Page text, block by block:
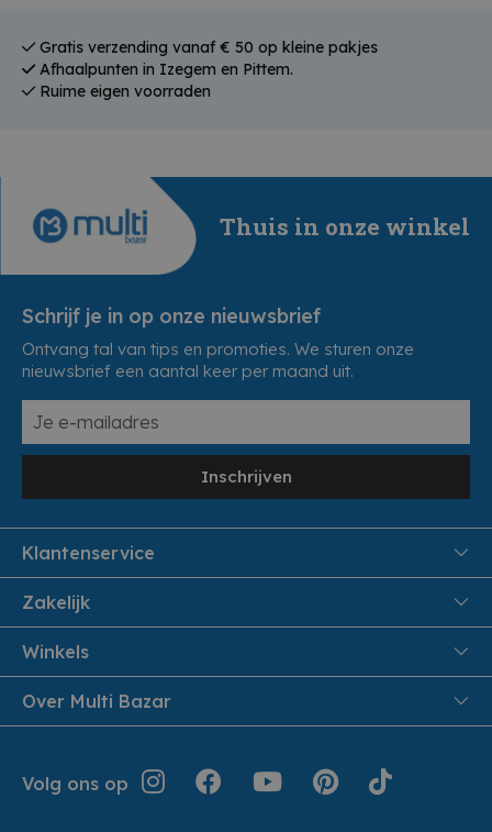
Gratis verzending vanaf € 50 op kleine pakjes
Afhaalpunten in Izegem en Pittem.
Ruime eigen voorraden
Thuis in onze winkel
Schrijf je in op onze nieuwsbrief
Ontvang tal van tips en promoties. We sturen onze
nieuwsbrief een aantal keer per maand uit.
Inschrijven
Klantenservice
FAQ
Veiligheid en Privacy
Leveren aan huis
Jouw bestelling
Zakelijk
Samenwoonactie
B2B
Winkels
Pittem
Izegem
Over Multi Bazar
Over Multi Bazar
Inspiratie
Volg ons op